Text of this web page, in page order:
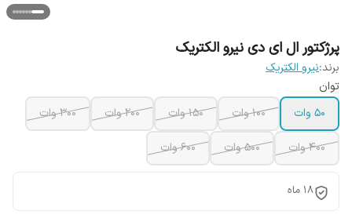
پرژکتور ال ای دی نیرو الکتریک
برند:نیرو الکتریک
توان
50 وات
100 وات 150 وات 200 وات 300 وات
400 وات 500 وات 600 وات
18 ماه